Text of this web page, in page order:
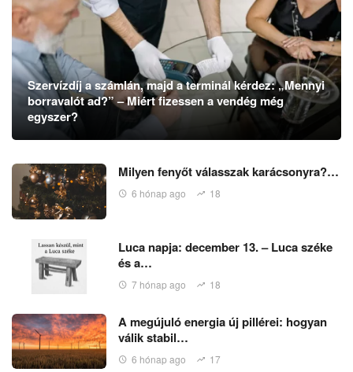
Szervízdíj a számlán, majd a terminál kérdez: „Mennyi
borravalót ad?” – Miért fizessen a vendég még
egyszer?
Milyen fenyőt válasszak karácsonyra?…
6 hónap ago 18
Luca napja: december 13. – Luca széke
és a…
7 hónap ago 18
A megújuló energia új pillérei: hogyan
válik stabil…
6 hónap ago 17